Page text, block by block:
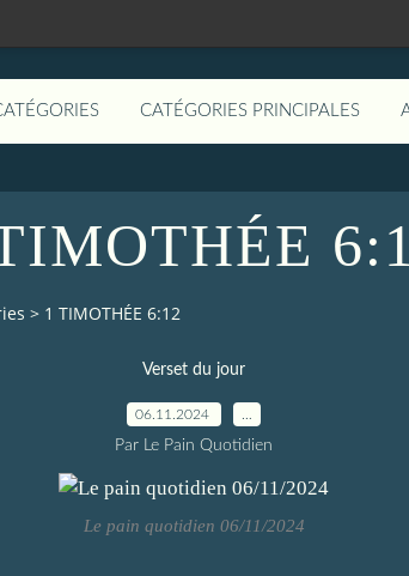
CATÉGORIES PRINCIPALES
> 1 TIMOTHÉE 6:12
Verset du jour
06.11.2024
Par Le Pain Quotidien
Le pain quotidien 06/11/2024